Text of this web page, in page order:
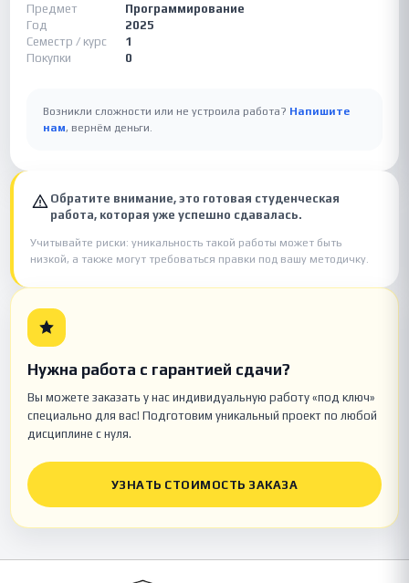
Предмет
Программирование
Год
2025
Семестр / курс
1
Покупки
0
Возникли сложности или не устроила работа? Напишите
нам, вернём деньги.
Обратите внимание, это готовая студенческая
работа, которая уже успешно сдавалась.
Учитывайте риски: уникальность такой работы может быть
низкой, а также могут требоваться правки под вашу методичку.
Нужна работа с гарантией сдачи?
Вы можете заказать у нас индивидуальную работу «под ключ»
специально для вас! Подготовим уникальный проект по любой
дисциплине с нуля.
УЗНАТЬ СТОИМОСТЬ ЗАКАЗА